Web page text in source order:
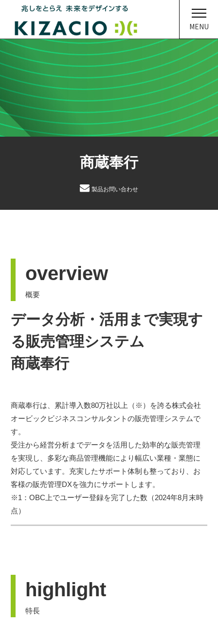
MENU
HOME
キザシオについて
事業内容
ソリューション
企業情報
イベント・ニュース
メディア
プライバシーポリシー
商蔵奉行
製品お問い合わせ
overview
概要
データ分析・活用まで実現す
る販売管理システム
商蔵奉行
商蔵奉行は、累計導入数80万社以上（※）を誇る株式会社
オービックビジネスコンサルタントの販売管理システムで
す。
受注から経営分析までデータを活用した効率的な販売管理
を実現し、多彩な商品管理機能により幅広い業種・業態に
対応しています。充実したサポート体制も整っており、お
客様の販売管理DXを強力にサポートします。
※1：OBC上でユーザー登録を完了した数（2024年8月末時
点）
highlight
特長